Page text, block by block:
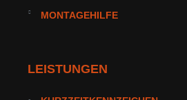
MONTAGEHILFE
LEISTUNGEN